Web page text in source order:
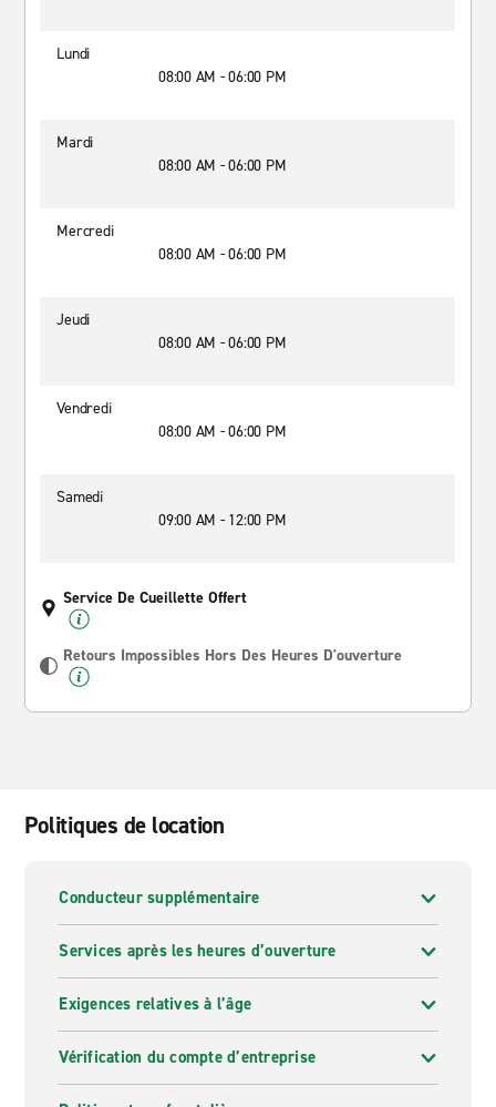
Lundi
08:00 AM - 06:00 PM
Mardi
08:00 AM - 06:00 PM
Mercredi
08:00 AM - 06:00 PM
Jeudi
08:00 AM - 06:00 PM
Vendredi
08:00 AM - 06:00 PM
Samedi
09:00 AM - 12:00 PM
Service De Cueillette Offert
Retours Impossibles Hors Des Heures D'ouverture
Politiques de location
Conducteur supplémentaire
Services après les heures d’ouverture
Exigences relatives à l’âge
Vérification du compte d’entreprise